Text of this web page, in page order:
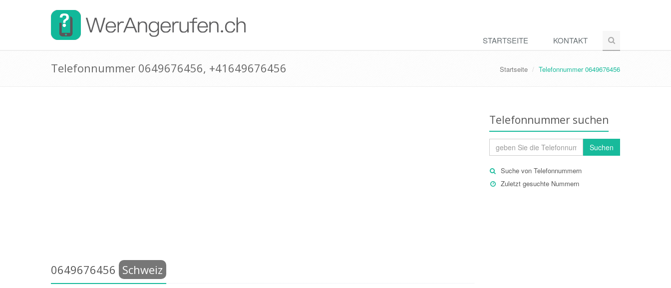
STARTSEITE KONTAKT
Telefonnummer 0649676456, +41649676456 Startseite Telefonnummer 0649676456
0649676456 Schweiz
Telefonnummer suchen
Suchen
Suche von Telefonnummern
Zuletzt gesuchte Nummern